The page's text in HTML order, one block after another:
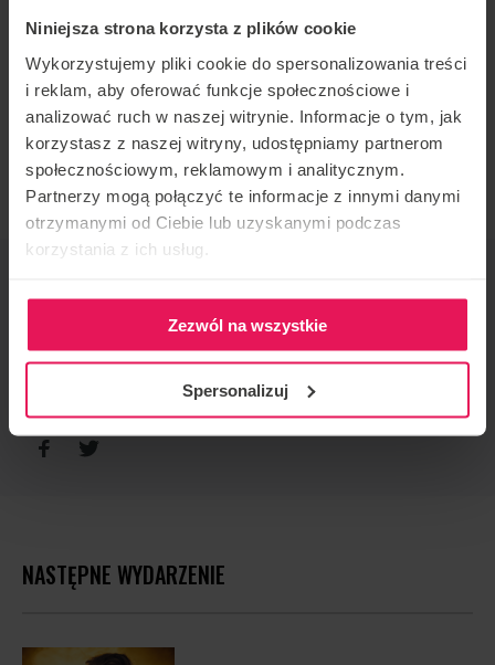
Niniejsza strona korzysta z plików cookie
Wykorzystujemy pliki cookie do spersonalizowania treści
i reklam, aby oferować funkcje społecznościowe i
analizować ruch w naszej witrynie. Informacje o tym, jak
korzystasz z naszej witryny, udostępniamy partnerom
społecznościowym, reklamowym i analitycznym.
Partnerzy mogą połączyć te informacje z innymi danymi
otrzymanymi od Ciebie lub uzyskanymi podczas
korzystania z ich usług.
Zezwól na wszystkie
Spersonalizuj
przy niskiej prędkości, jak i w lataniu D2W przy
wysokiej prędkości. Był głównym trenerem w Ifly UK
i pracuje w tej branży od 2013 roku.
Jeśli jesteś zaineresowany lub masz jakieś pytania,
napisz do nas:camps@flyspot.cm
Flyspot
POLEĆ TO WYDARZENIE
NASTĘPNE WYDARZENIE